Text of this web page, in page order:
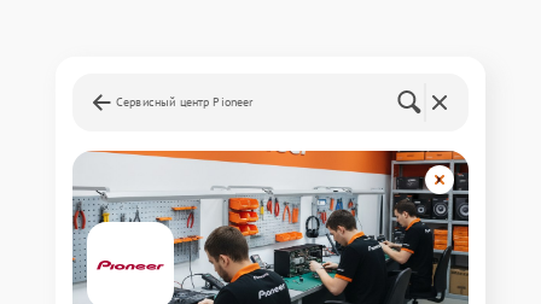
Сервисный центр Pioneer